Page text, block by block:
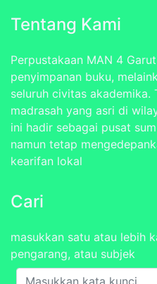
Tentang Kami
Perpustakaan MAN 4
penyimpanan buku,
seluruh civitas akademika.
madrasah yang asri di
ini hadir sebagai pusat
namun tetap
kearifan lokal
Cari
masukkan satu atau lebih
pengarang, atau subjek